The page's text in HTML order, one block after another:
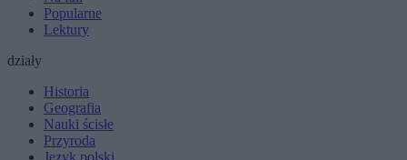
Popularne
Lektury
działy
Historia
Geografia
Nauki ścisłe
Przyroda
Język polski